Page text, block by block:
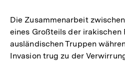
Die Zusammenarbeit
eines Großteils der irakischen
ausländischen Truppen
Invasion trug zu der